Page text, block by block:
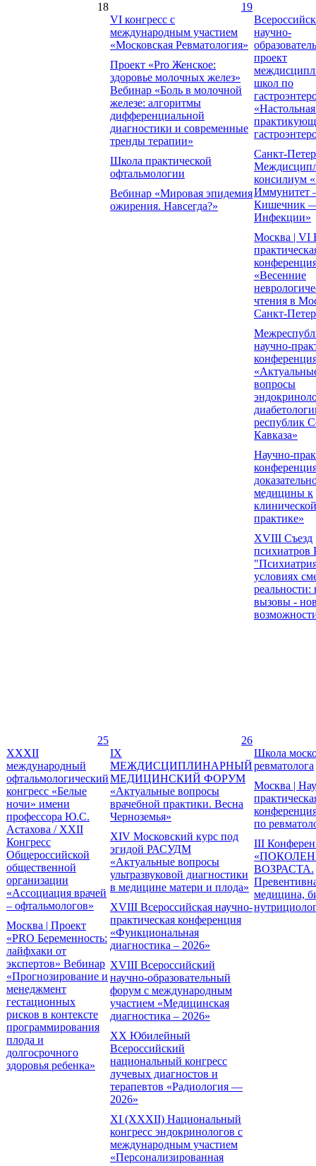
18
19
VI конгресс с
международным участием
«Московская Ревматология»
Проект «Pro Женское:
здоровье молочных желез»
Вебинар «Боль в молочной
железе: алгоритмы
дифференциальной
диагностики и современные
тренды терапии»
Школа практической
офтальмологии
Вебинар «Мировая эпидемия
ожирения. Навсегда?»
научно-
проект
школ по
Санкт-
консилиум
Иммунитет
Кишечник
Инфекции»
Москва | VI
«Весенние
чтения в
Санкт-
научно-
вопросы
республик
Кавказа»
Научно-
медицины к
клинической
практике»
XVIII Съезд
психиатров
условиях
реальности:
вызовы -
25
XXXII
международный
офтальмологический
конгресс «Белые
ночи» имени
профессора Ю.С.
Астахова / XXII
Конгресс
Общероссийской
общественной
организации
«Ассоциация врачей
– офтальмологов»
Москва | Проект
«PRO Беременность:
лайфхаки от
экспертов» Вебинар
«Прогнозирование и
менеджмент
гестационных
рисков в контексте
программирования
плода и
долгосрочного
здоровья ребенка»
26
IX
МЕЖДИСЦИПЛИНАРНЫЙ
МЕДИЦИНСКИЙ ФОРУМ
«Актуальные вопросы
врачебной практики. Весна
Черноземья»
XIV Московский курс под
эгидой РАСУДМ
«Актуальные вопросы
ультразвуковой диагностики
в медицине матери и плода»
XVIII Всероссийская научно-
практическая конференция
«Функциональная
диагностика – 2026»
XVIII Всероссийский
научно-образовательный
форум с международным
участием «Медицинская
диагностика – 2026»
XX Юбилейный
Всероссийский
национальный конгресс
лучевых диагностов и
терапевтов «Радиология —
2026»
XI (XXXII) Национальный
конгресс эндокринологов с
международным участием
«Персонализированная
Школа
ревматолога
Москва |
по
III
ВОЗРАСТА.
медицина,